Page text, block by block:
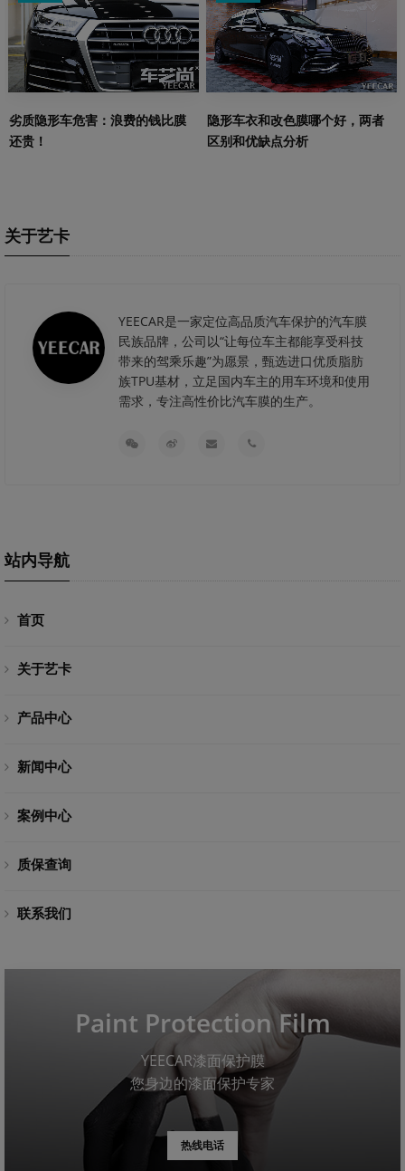
劣质隐形车危害：浪费的钱比膜
还贵！
隐形车衣和改色膜哪个好，两者
区别和优缺点分析
关于艺卡
YEECAR是一家定位高品质汽车保护的汽车膜
民族品牌，公司以“让每位车主都能享受科技
带来的驾乘乐趣”为愿景，甄选进口优质脂肪
族TPU基材，立足国内车主的用车环境和使用
需求，专注高性价比汽车膜的生产。
站内导航
首页
关于艺卡
产品中心
新闻中心
案例中心
质保查询
联系我们
Paint Protection Film
YEECAR漆面保护膜
您身边的漆面保护专家
热线电话